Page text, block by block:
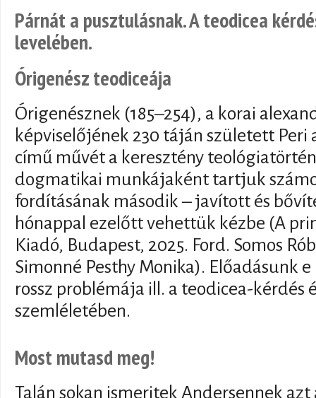
Párnát a pusztulásnak. A teodicea
levelében.
Órigenész teodiceája
Órigenésznek (185–254), a korai
képviselőjének 230 táján született Peri
című művét a keresztény
dogmatikai munkájaként tartjuk
fordításának második – javított és
hónappal ezelőtt vehettük kézbe (A
Kiadó, Budapest, 2025. Ford. Somos
Simonné Pesthy Monika). Előadásunk
rossz problémája ill. a teodicea-kérdés
szemléletében.
Most mutasd meg!
Talán sokan ismeritek Andersennek azt